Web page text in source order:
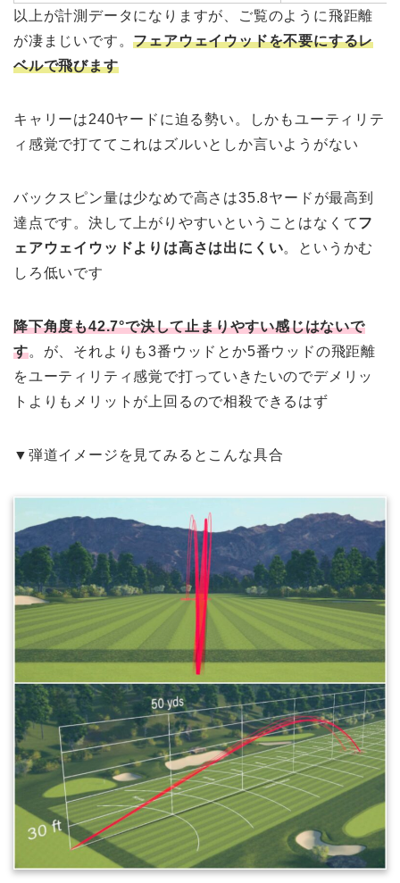
以上が計測データになりますが、ご覧のように飛距離
が凄まじいです。フェアウェイウッドを不要にするレ
ベルで飛びます
キャリーは240ヤードに迫る勢い。しかもユーティリテ
ィ感覚で打ててこれはズルいとしか言いようがない
バックスピン量は少なめで高さは35.8ヤードが最高到
達点です。決して上がりやすいということはなくてフ
ェアウェイウッドよりは高さは出にくい。というかむ
しろ低いです
降下角度も42.7°で決して止まりやすい感じはないで
す。が、それよりも3番ウッドとか5番ウッドの飛距離
をユーティリティ感覚で打っていきたいのでデメリッ
トよりもメリットが上回るので相殺できるはず
▼弾道イメージを見てみるとこんな具合